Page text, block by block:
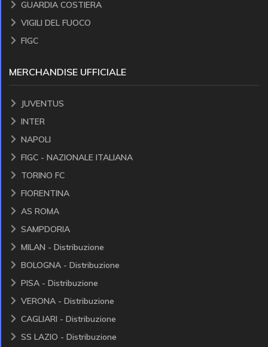
GUARDIA COSTIERA
VIGILI DEL FUOCO
FIGC
MERCHANDISE UFFICIALE
JUVENTUS
INTER
NAPOLI
FIGC - NAZIONALE ITALIANA
TORINO FC
FIORENTINA
AS ROMA
SAMPDORIA
MILAN - Distribuzione
BOLOGNA - Distribuzione
PISA - Distribuzione
VERONA - Distribuzione
CAGLIARI - Distribuzione
SS LAZIO - Distribuzione